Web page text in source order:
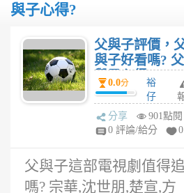
與子心得?
父與子評價，
與子好看嗎? 父
與子心得?
0.0分
裕
仔
6
年
分享
901點閱
0 評論/給分
0
父與子這部電視劇值得追
嗎? 宗華,沈世朋,楚宣,方